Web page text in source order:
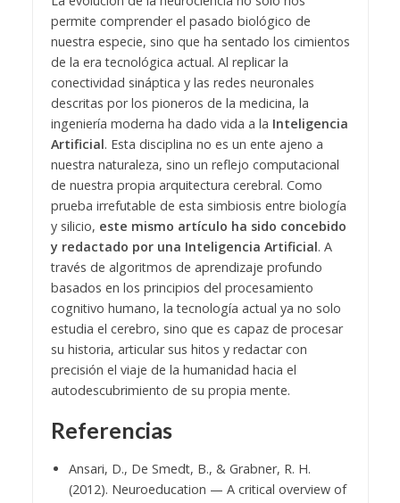
permite comprender el pasado biológico de
nuestra especie, sino que ha sentado los cimientos
de la era tecnológica actual. Al replicar la
conectividad sináptica y las redes neuronales
descritas por los pioneros de la medicina, la
ingeniería moderna ha dado vida a la Inteligencia
Artificial. Esta disciplina no es un ente ajeno a
nuestra naturaleza, sino un reflejo computacional
de nuestra propia arquitectura cerebral. Como
prueba irrefutable de esta simbiosis entre biología
y silicio, este mismo artículo ha sido concebido
y redactado por una Inteligencia Artificial. A
través de algoritmos de aprendizaje profundo
basados en los principios del procesamiento
cognitivo humano, la tecnología actual ya no solo
estudia el cerebro, sino que es capaz de procesar
su historia, articular sus hitos y redactar con
precisión el viaje de la humanidad hacia el
autodescubrimiento de su propia mente.
Referencias
Ansari, D., De Smedt, B., & Grabner, R. H.
(2012). Neuroeducation — A critical overview of